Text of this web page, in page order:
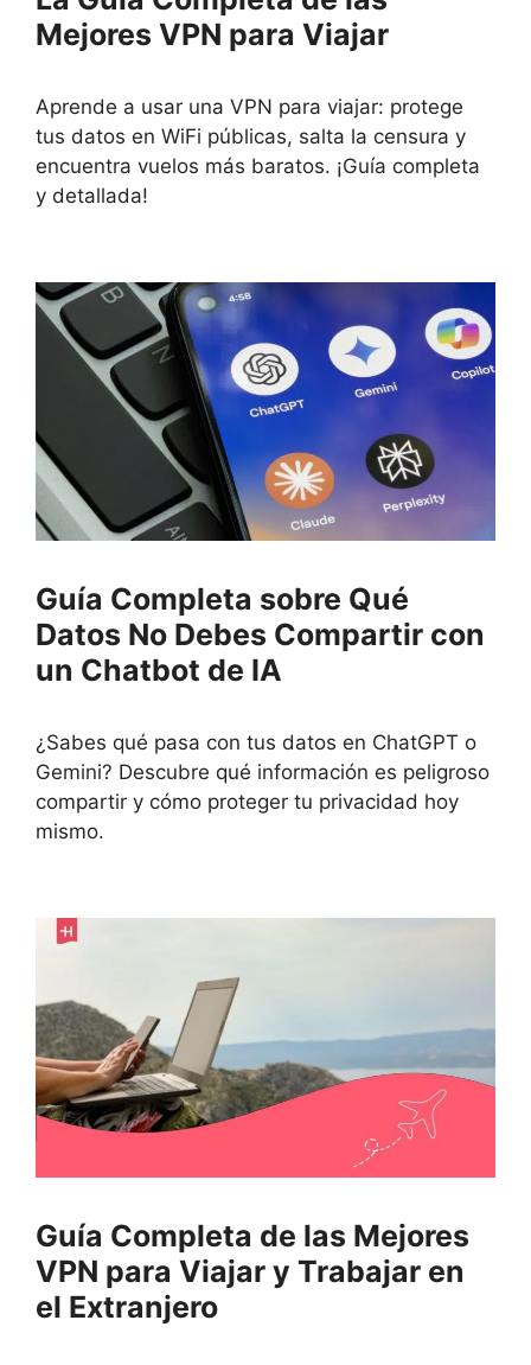
Mejores VPN para Viajar
Aprende a usar una VPN para viajar: protege
tus datos en WiFi públicas, salta la censura y
encuentra vuelos más baratos. ¡Guía completa
y detallada!
Guía Completa sobre Qué
Datos No Debes Compartir con
un Chatbot de IA
¿Sabes qué pasa con tus datos en ChatGPT o
Gemini? Descubre qué información es peligroso
compartir y cómo proteger tu privacidad hoy
mismo.
Guía Completa de las Mejores
VPN para Viajar y Trabajar en
el Extranjero